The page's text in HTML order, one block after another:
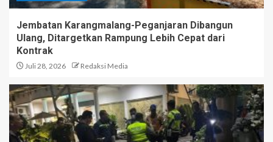
Jembatan Karangmalang-Peganjaran Dibangun
Ulang, Ditargetkan Rampung Lebih Cepat dari
Kontrak
Juli 28, 2026 Redaksi Media